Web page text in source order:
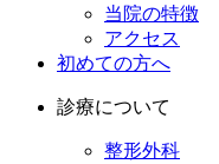
当院の特徴
アクセス
初めての方へ
診療について
整形外科